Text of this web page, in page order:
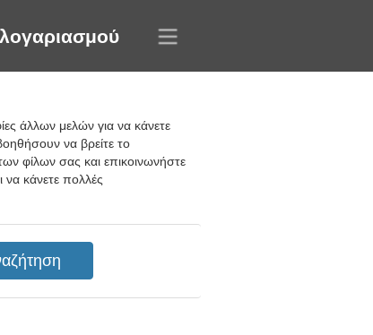
άλλων μελών για να κάνετε
να βρείτε το
φίλων σας και επικοινωνήστε
να κάνετε πολλές